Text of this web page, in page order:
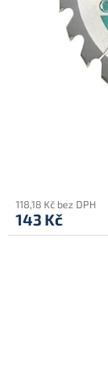
118,18 Kč bez DPH
143 Kč